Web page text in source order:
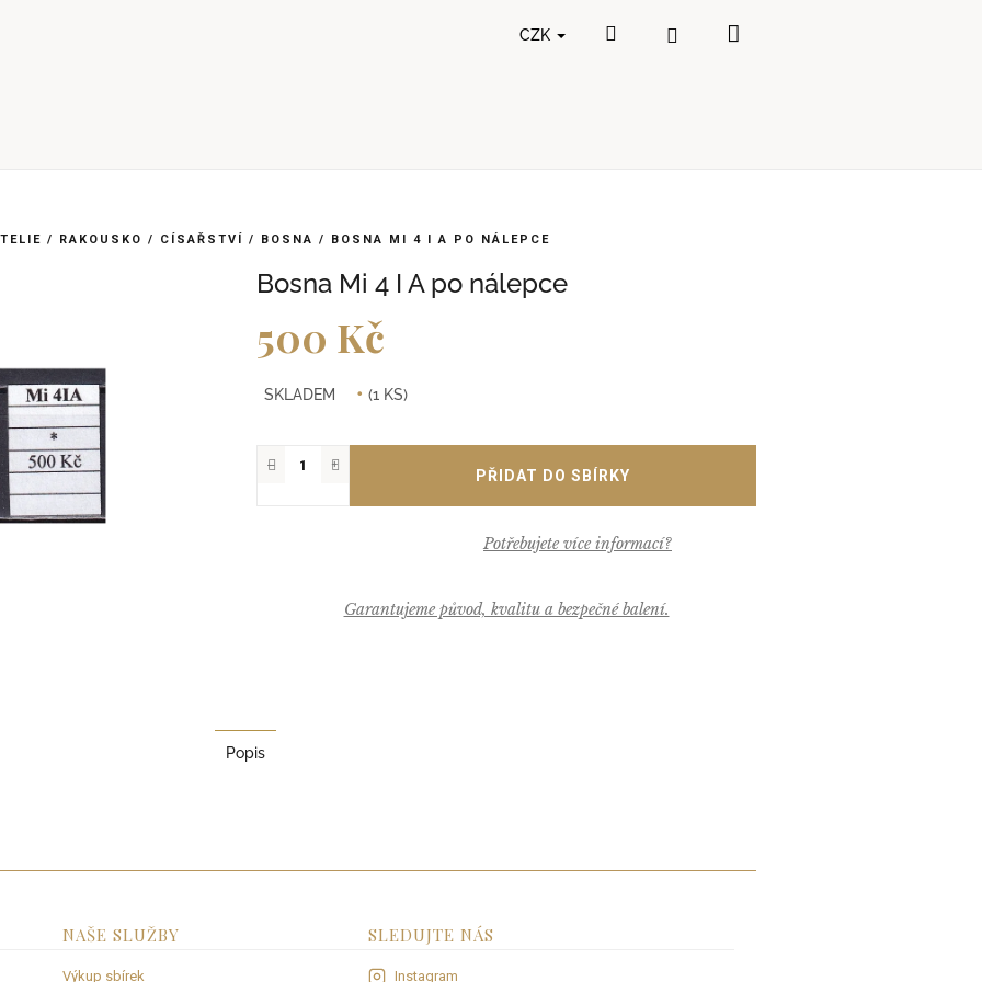
CZK Hledat Přihlášení
/ RAKOUSKO / CÍSAŘSTVÍ / BOSNA / BOSNA MI 4 I A PO NÁLEPCE
Bosna Mi 4 I A po nálepce
500 Kč
cena:
SKLADEM (1 KS)
+
−
Garantujeme původ, kvalitu a bezpečné balení.
Popis
NAŠE SLUŽBY
Výkup sbírek
SLEDUJTE NÁS
Instagram